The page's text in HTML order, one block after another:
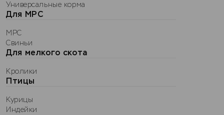
Универсальные корма
Для МРС
МРС
Свиньи
Для мелкого скота
Кролики
Птицы
Курицы
Индейки